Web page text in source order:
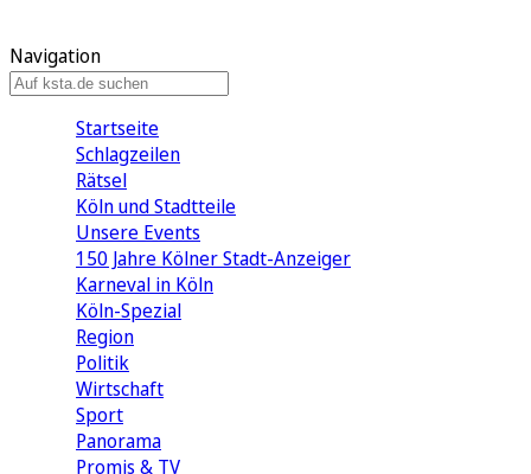
Navigation
Startseite
Schlagzeilen
Rätsel
Köln und Stadtteile
Unsere Events
150 Jahre Kölner Stadt-Anzeiger
Karneval in Köln
Köln-Spezial
Region
Politik
Wirtschaft
Sport
Panorama
Promis & TV